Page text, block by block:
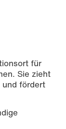
für
Sie zieht
fördert